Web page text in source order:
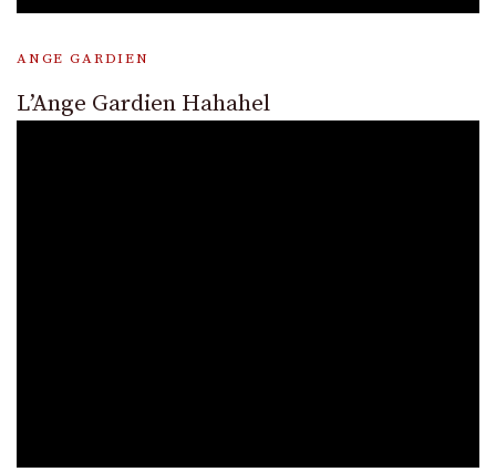
ANGE GARDIEN
L’Ange Gardien Hahahel